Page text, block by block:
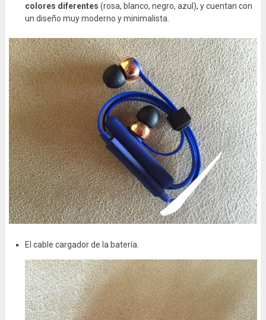
colores diferentes (rosa, blanco, negro, azul), y cuentan con
un diseño muy moderno y minimalista.
El cable cargador de la batería.